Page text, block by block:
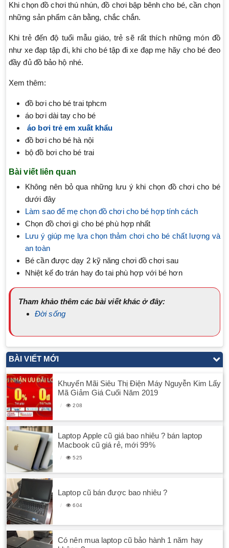
Khi chọn đồ chơi thú nhún, đồ chơi bập bênh cho bé, cần chọn
những sản phẩm cân bằng, chắc chắn.
Khi trẻ đến độ tuổi mẫu giáo, trẻ sẽ rất thích những món đồ
như xe đạp tập đi, khi cho bé tập đi xe đạp mẹ hãy cho bé đeo
đầy đủ đồ bảo hộ nhé.
Xem thêm:
đồ bơi cho bé trai tphcm
áo bơi dài tay cho bé
áo bơi trẻ em xuất khẩu
đồ bơi cho bé hà nội
bộ đồ bơi cho bé trai
Bài viết liên quan
Không nên bỏ qua những lưu ý khi chọn đồ chơi cho bé
dưới đây
Làm sao để mẹ chọn đồ chơi cho bé hợp tính cách
Chọn đồ chơi gì cho bé phù hợp nhất
Lưu ý giúp mẹ lựa chọn thảm chơi cho bé chất lượng và
an toàn
Bé cần được dạy 2 kỹ năng chơi đồ chơi sau
Nhiệt kế đo trán hay đo tai phù hợp với bé hơn
Tham khảo thêm các bài viết khác ở đây:
Đời sống
BÀI VIẾT MỚI
Khuyến Mãi Siêu Thị Điện Máy Nguyễn Kim Lấy
Mã Giảm Giá Cuối Năm 2019
208
Laptop Apple cũ giá bao nhiêu ? bán laptop
Macbook cũ giá rẻ, mới 99%
525
Laptop cũ bán được bao nhiêu ?
604
Có nên mua laptop cũ bảo hành 1 năm hay